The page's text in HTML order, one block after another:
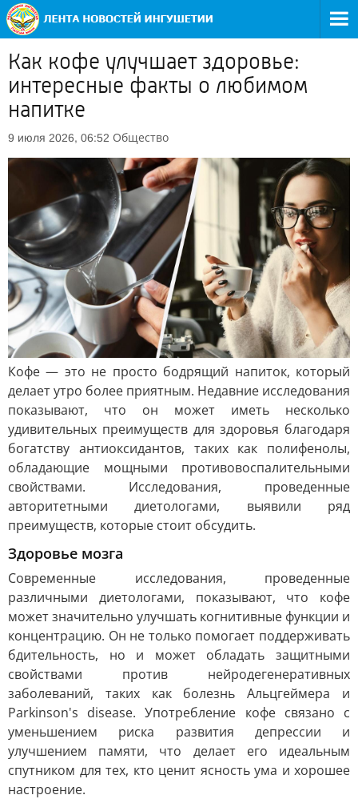
Как кофе улучшает здоровье:
интересные факты о любимом
напитке
9 июля 2026, 06:52 Общество
Кофе — это не просто бодрящий напиток, который
делает утро более приятным. Недавние исследования
показывают, что он может иметь несколько
удивительных преимуществ для здоровья благодаря
богатству антиоксидантов, таких как полифенолы,
обладающие мощными противовоспалительными
свойствами. Исследования, проведенные
авторитетными диетологами, выявили ряд
преимуществ, которые стоит обсудить.
Здоровье мозга
Современные исследования, проведенные
различными диетологами, показывают, что кофе
может значительно улучшать когнитивные функции и
концентрацию. Он не только помогает поддерживать
бдительность, но и может обладать защитными
свойствами против нейродегенеративных
заболеваний, таких как болезнь Альцгеймера и
Parkinson's disease. Употребление кофе связано с
уменьшением риска развития депрессии и
улучшением памяти, что делает его идеальным
спутником для тех, кто ценит ясность ума и хорошее
настроение.